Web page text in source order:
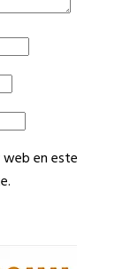
en este